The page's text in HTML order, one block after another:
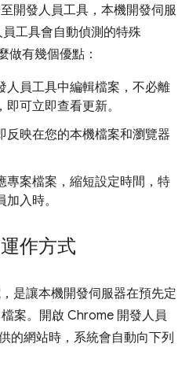
開發人員工具，本機開發伺服
工具會自動偵測的特殊
做有幾個優點：
人員工具中編輯檔案，不必離
可立即查看更新。
反映在您的本機檔案和瀏覽器
專案檔案，縮短設定時間，特
入時。
作方式
是讓本機開發伺服器在預先定
案。開啟 Chrome 開發人員
的網站時，系統會自動向下列